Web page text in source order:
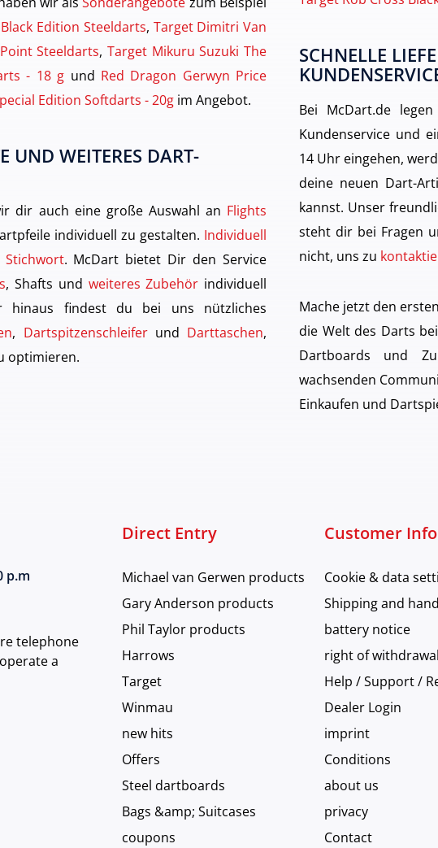
Edition Steeldarts, Target Dimitri Van
Steeldarts,Target Mikuru Suzuki The
- 18 g und Red Dragon Gerwyn Price
Edition Softdarts - 20g im Angebot.
UND WEITERES DART-
dir auch eine große Auswahl an Flights
individuell zu gestalten. Individuell
. McDart bietet Dir den Service
, Shafts und weiteres Zubehör individuell
hinaus findest du bei uns nützliches
, Dartspitzenschleiferund Darttaschen,
optimieren.
SCHNELLE
Bei McDart.de
Kundenservice und
14 Uhr eingehen,
deine neuen Dart-
kannst. Unser
steht dir bei Fragen
nicht, uns zu
Mache jetzt den
die Welt des Darts
Dartboards und
wachsenden
Einkaufen und
p.m
telephone
a
Direct Entry
Michael van Gerwen products
Gary Anderson products
Phil Taylor products
Harrows
Target
Winmau
new hits
Offers
Steel dartboards
Bags &amp; Suitcases
coupons
Customer
Cookie & data
Shipping and
battery notice
right of withdrawal
Help / Support /
Dealer Login
imprint
Conditions
about us
privacy
Contact